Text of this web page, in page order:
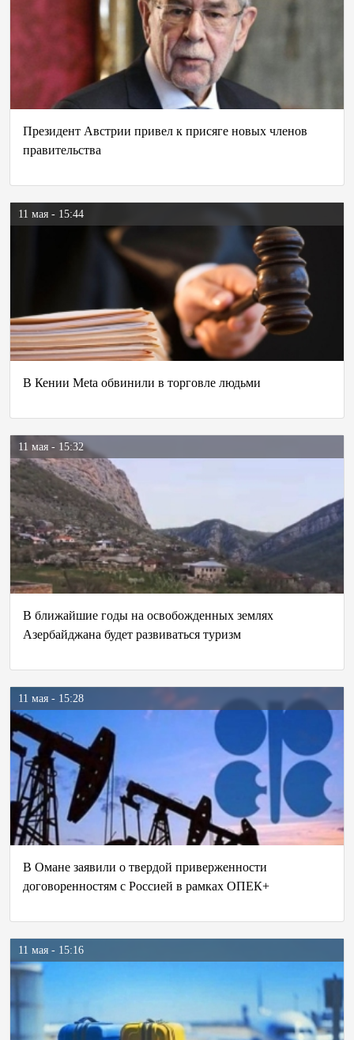
Президент Австрии привел к присяге новых членов
правительства
11 мая - 15:44
В Кении Meta обвинили в торговле людьми
11 мая - 15:32
В ближайшие годы на освобожденных землях
Азербайджана будет развиваться туризм
11 мая - 15:28
В Омане заявили о твердой приверженности
договоренностям с Россией в рамках ОПЕК+
11 мая - 15:16